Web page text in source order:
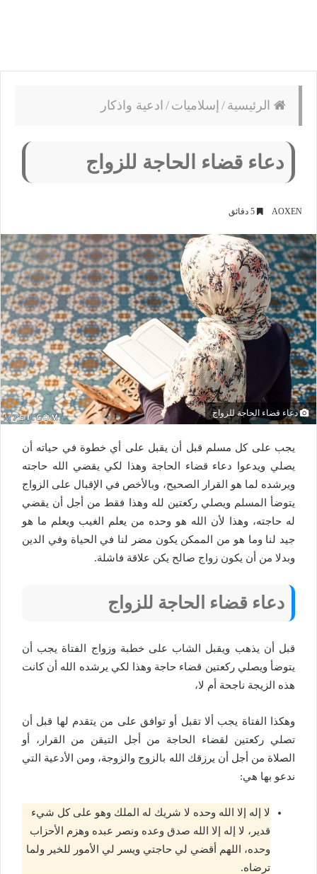
الرئيسية / إسلاميات / ادعية واذكار
دعاء قضاء الحاجة للزواج
AOXEN
دعاء قضاء الحاجة للزواج
يجب على كل مسلم قبل أن يقبل على أي خطوة في حياته أن
يصلي ويدعوا دعاء قضاء الحاجة وهذا لكي يقضي الله حاجته
ويرشده لما هو القرار الصحيح، وبالأخص في الإقبال على الزواج
يتوضأ المسلم ويصلي ركعتين لله وهذا فقط من أجل أن يقضي
له حاجته، وهذا لأن الله هو وحده من يعلم الغيب ويعلم ما هو
جيد لنا وما هو من الممكن يكون مضر لنا في الحياة وفي الدين
وبدلا من أن يكون زواج صالح يكن علاقة فاشلة.
دعاء قضاء الحاجة للزواج
قبل أن يذهب ويقبل الشاب على خطبة وزواج الفتاة يجب أن
يتوضأ ويصلي ركعتين قضاء حاجة وهذا لكي يرشده الله أن كانت
هذه الزيجة ناجحة أم لا،
وهكذا الفتاة يجب ألا تقبل أو توافق على من يتقدم لها قبل أن
تصلي ركعتين لقضاء الحاجة من أجل التيقن من القرار، أو
الصلاة من أجل أن يرزقك الله بالزوج والزوجة، ومن الأدعية التي
ندعو بها هي:
لا إله إلا الله وحده لا شريك له الملك وهو على كل شيء
قدير، لا إله إلا الله صدق وعده ونصر عبده وهزم الأحزاب
وحده، اللهم أقضي لي حاجتي ويسر لي الأمور للخير ولما
ترضاه.